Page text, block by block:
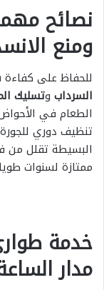
نصائح
ومنع
للحفاظ على
السرداب وتسليك
الطعام في
تنظيف دوري
البسيطة تقلل من
ممتازة لسنوات
خدمة
مدار